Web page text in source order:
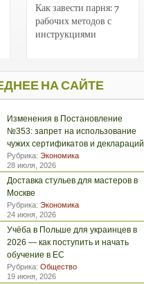
Как завести парня: 7
рабочих методов с
инструкциями
НА САЙТЕ
Изменения в Постановление
№353: запрет на использование
чужих сертификатов и деклараций
Рубрика: Экономика
28 июля, 2026
Доставка стульев для мастеров в
Москве
Рубрика: Экономика
24 июня, 2026
Учёба в Польше для украинцев в
2026 — как поступить и начать
обучение в ЕС
Рубрика: Общество
19 июня, 2026